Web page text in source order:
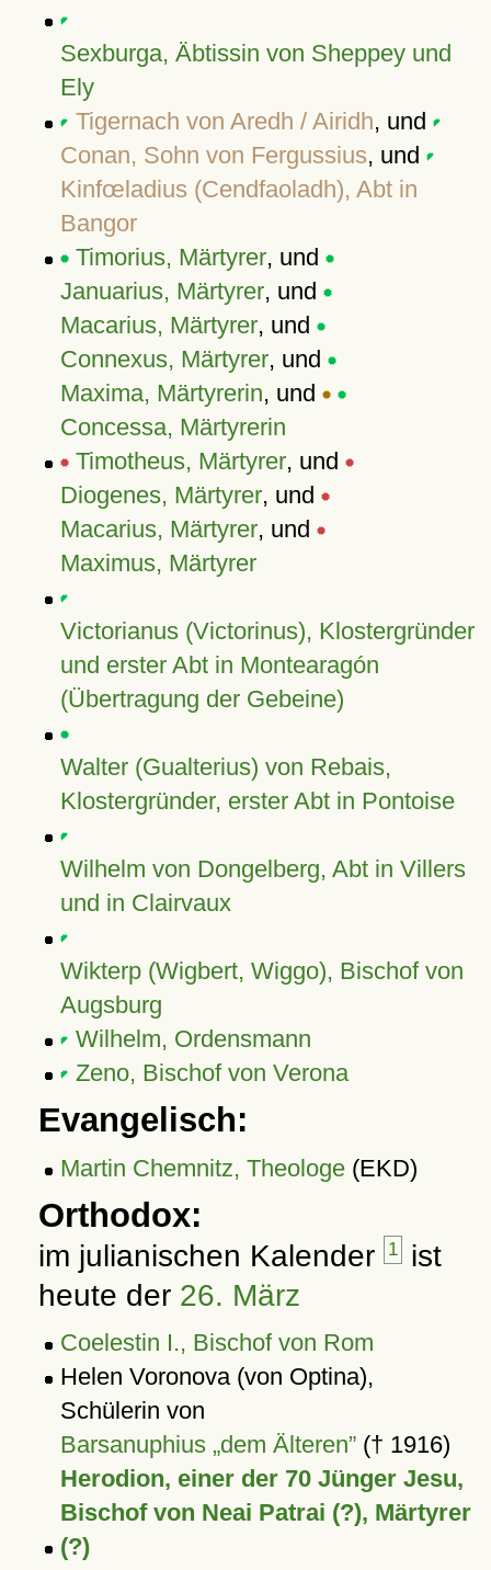
Sexburga, Äbtissin von Sheppey und
Ely
Tigernach von Aredh / Airidh, und
Conan, Sohn von Fergussius, und
Kinfœladius (Cendfaoladh), Abt in
Bangor
Timorius, Märtyrer, und
Januarius, Märtyrer, und
Macarius, Märtyrer, und
Connexus, Märtyrer, und
Maxima, Märtyrerin, und
Concessa, Märtyrerin
Timotheus, Märtyrer, und
Diogenes, Märtyrer, und
Macarius, Märtyrer, und
Maximus, Märtyrer
Victorianus (Victorinus), Klostergründer
und erster Abt in Montearagón
(Übertragung der Gebeine)
Walter (Gualterius) von Rebais,
Klostergründer, erster Abt in Pontoise
Wilhelm von Dongelberg, Abt in Villers
und in Clairvaux
Wikterp (Wigbert, Wiggo), Bischof von
Augsburg
Wilhelm, Ordensmann
Zeno, Bischof von Verona
Evangelisch:
Martin Chemnitz, Theologe(EKD)
Orthodox:
im julianischen Kalender 1 ist
heute der 26. März
Coelestin I., Bischof von Rom
Helen Voronova (von Optina),
Schülerin von
Barsanuphius „dem Älteren”(† 1916)
Herodion, einer der 70 Jünger Jesu,
Bischof von Neai Patrai (?), Märtyrer
(?)